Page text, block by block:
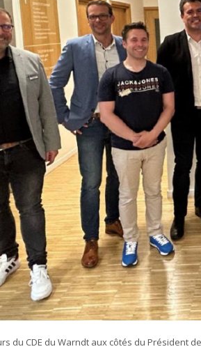
du CDE du Warndt aux côtés du Président